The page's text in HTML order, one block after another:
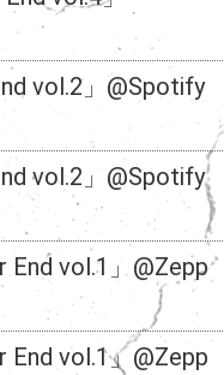
vol.2」@Spotify
vol.2」@Spotify
End vol.1」@Zepp
End vol.1」@Zepp